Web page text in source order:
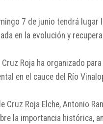
7 de junio tendrá
en la evolución y
Cruz Roja ha organizado
en el cauce del Río
Cruz Roja Elche,Antonio
la importancia histórica,